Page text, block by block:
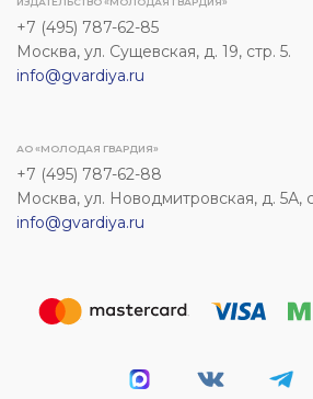
+7 (495) 787-62-85
Москва, ул. Сущевская, д. 19, стр. 5.
info@gvardiya.ru
АО «МОЛОДАЯ ГВАРДИЯ»
+7 (495) 787-62-88
Москва, ул. Новодмитровская, д. 5А,
info@gvardiya.ru